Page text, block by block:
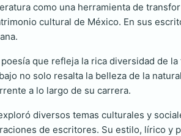
como una herramienta de
cultural de México. En sus
que refleja la rica diversidad de
no solo resalta la belleza de la
a lo largo de su carrera.
diversos temas culturales y
de escritores. Su estilo, lírico y